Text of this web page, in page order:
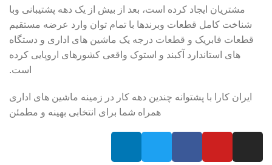
مشتریان ایجاد کرده است، بعد از بیش از یک دهه پشتیبانی وبا
شناخت کامل قطعات وبرندها با تمام توان وارد عرضه مستقیم
قطعات فابریک و قطعات درجه یک ماشین های اداری و دستگاه
های استاندارد آکبند و استوک واقعی کشورهای اروپایی کرده
است.
ایران کارا با پشتوانه چندین دهه کار در زمینه ماشین های اداری
همراه شما برای انتخابی بهینه و مطمئن